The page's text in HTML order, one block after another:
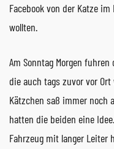
Facebook von der Katze
wollten.
Am Sonntag Morgen
die auch tags zuvor vor
Kätzchen saß immer noch
hatten die beiden eine
Fahrzeug mit langer Leiter